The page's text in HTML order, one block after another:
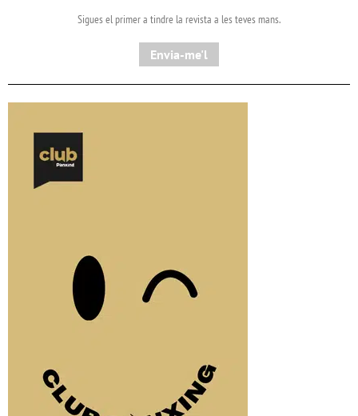
Sigues el primer a tindre la revista a les teves mans.
Envia-me'l